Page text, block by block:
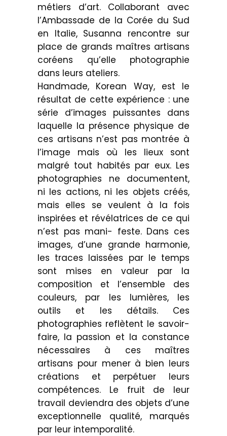
métiers d’art. Collaborant avec
l’Ambassade de la Corée du Sud
en Italie, Susanna rencontre sur
place de grands maîtres artisans
coréens qu’elle photographie
dans leurs ateliers.
Handmade, Korean Way, est le
résultat de cette expérience : une
série d’images puissantes dans
laquelle la présence physique de
ces artisans n’est pas montrée à
l’image mais où les lieux sont
malgré tout habités par eux. Les
photographies ne documentent,
ni les actions, ni les objets créés,
mais elles se veulent à la fois
inspirées et révélatrices de ce qui
n’est pas mani- feste. Dans ces
images, d’une grande harmonie,
les traces laissées par le temps
sont mises en valeur par la
composition et l’ensemble des
couleurs, par les lumières, les
outils et les détails. Ces
photographies reflètent le savoir-
faire, la passion et la constance
nécessaires à ces maîtres
artisans pour mener à bien leurs
créations et perpétuer leurs
compétences. Le fruit de leur
travail deviendra des objets d’une
exceptionnelle qualité, marqués
par leur intemporalité.